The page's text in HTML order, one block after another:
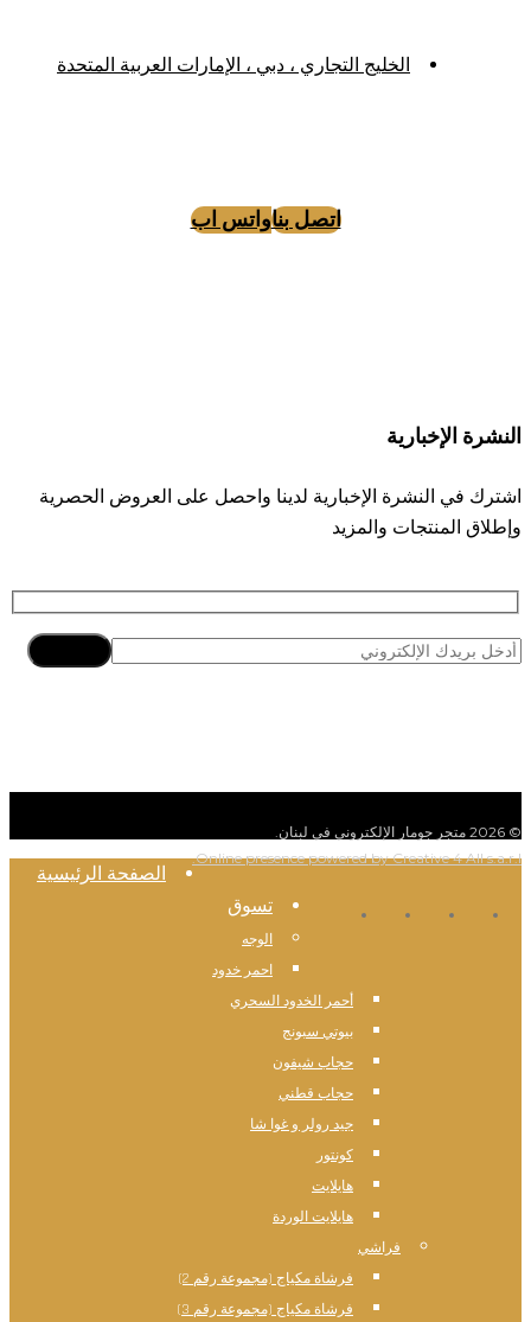
الخليج التجاري ، دبي ، الإمارات العربية المتحدة
اتصل بناواتس اب
النشرة الإخبارية
اشترك في النشرة الإخبارية لدينا واحصل على العروض الحصرية
وإطلاق المنتجات والمزيد
© 2026 متجر جومار الإلكتروني في لبنان.
Online presence powered by Creative 4 All s.a.r.l.
Closeالصفحة الرئيسية
تسوق
الوجه
احمر خدود
أحمر الخدود السحري
بيوتي سبونج
حجاب شيفون
حجاب قطني
جيد رولر و غوا شا
كونتور
هايلايت
هايلايت الوردة
فراشي
فرشاة مكياج (مجموعة رقم 2)
فرشاة مكياج (مجموعة رقم 3)